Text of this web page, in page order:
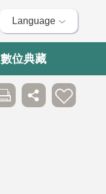
Language
數位典藏